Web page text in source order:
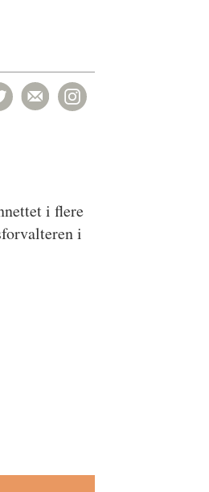
i flere
i